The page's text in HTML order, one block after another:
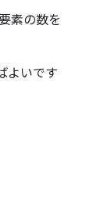
素の数を
よいです